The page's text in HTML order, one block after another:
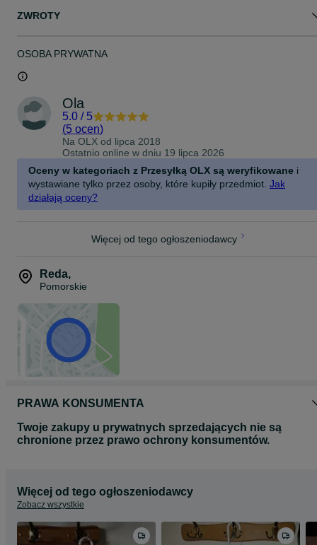
ZWROTY
OSOBA PRYWATNA
Ola
5.0 / 5
(5 ocen)
Na OLX od lipca 2018
Ostatnio online w dniu 19 lipca 2026
Oceny w kategoriach z Przesyłką OLX są weryfikowane i
wystawiane tylko przez osoby, które kupiły przedmiot. Jak
działają oceny?
Więcej od tego ogłoszeniodawcy
Reda,
Pomorskie
PRAWA KONSUMENTA
Twoje zakupy u prywatnych sprzedających nie są
chronione przez prawo ochrony konsumentów.
Więcej od tego ogłoszeniodawcy
Zobacz wszystkie